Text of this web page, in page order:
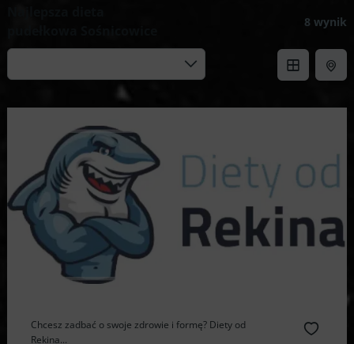
8 wynik
Chcesz zadbać o swoje zdrowie i formę? Diety od
Rekina...